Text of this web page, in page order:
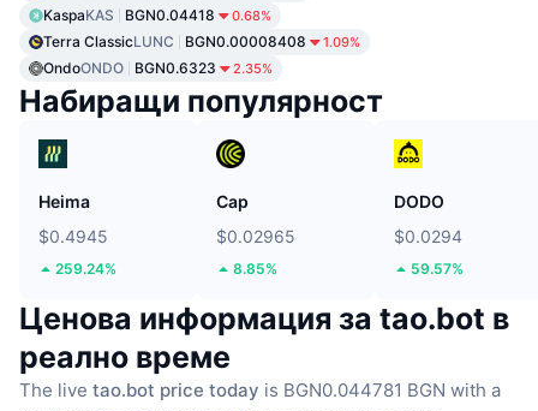
KaspaKAS BGN0.04418 0.68%
Terra ClassicLUNC BGN0.00008408 1.09%
OndoONDO BGN0.6323 2.35%
Набиращи популярност
Heima
$0.4945
259.24%
Cap
$0.02965
8.85%
DODO
$0.0294
59.57%
Ценова информация за tao.bot в
реално време
The live tao.bot price today is BGN0.044781 BGN with a